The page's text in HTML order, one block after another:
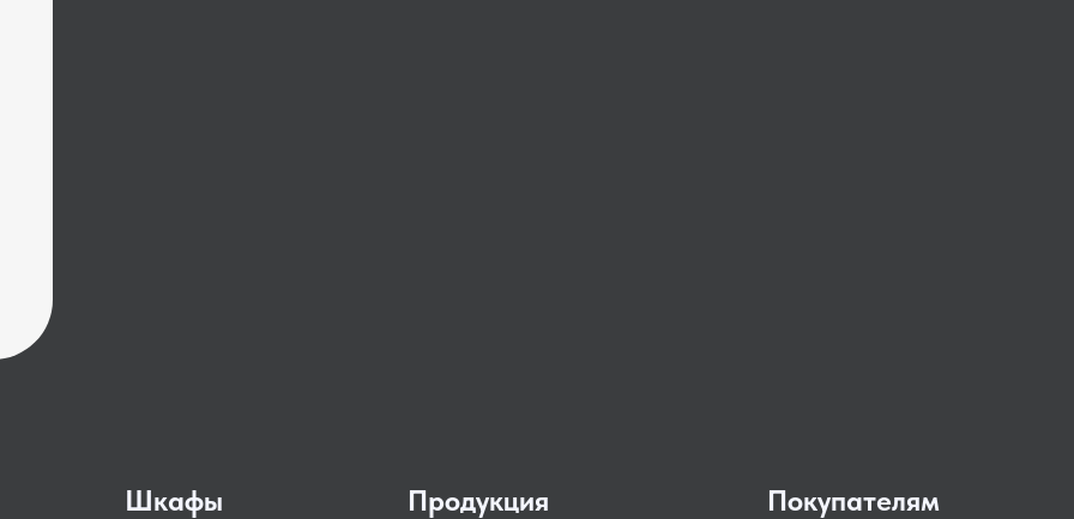
Покупателям
Шкафы Продукция